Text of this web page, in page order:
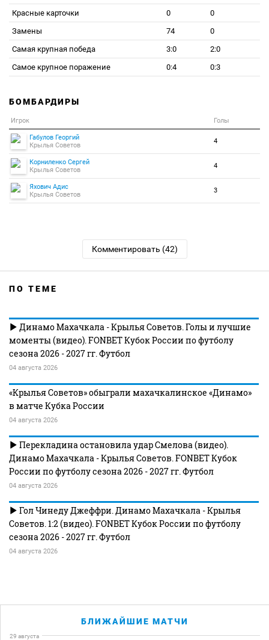
Красные карточки
0
0
Замены
74
0
Самая крупная победа
3:0
2:0
Самое крупное поражение
0:4 0:3
БОМБАРДИРЫ
Игрок Голы
Габулов Георгий
Крылья Советов
4
Корниленко Сергей
Крылья Советов
4
Яхович Адис
Крылья Советов
3
Комментировать (42)
ПО ТЕМЕ
Динамо Махачкала - Крылья Советов. Голы и лучшие
моменты (видео). FONBET Кубок России по футболу
сезона 2026 - 2027 гг. Футбол
04 августа 2026
«Крылья Советов» обыграли махачкалинское «Динамо»
в матче Кубка России
04 августа 2026
Перекладина остановила удар Смелова (видео).
Динамо Махачкала - Крылья Советов. FONBET Кубок
России по футболу сезона 2026 - 2027 гг. Футбол
04 августа 2026
Гол Чинеду Джеффри. Динамо Махачкала - Крылья
Советов. 1:2 (видео). FONBET Кубок России по футболу
сезона 2026 - 2027 гг. Футбол
04 августа 2026
БЛИЖАЙШИЕ МАТЧИ
29 августа